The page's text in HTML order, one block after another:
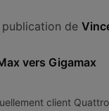
de
vers Gigamax
client